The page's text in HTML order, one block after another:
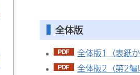
全体版
全体版1（表紙
全体版2（第2編